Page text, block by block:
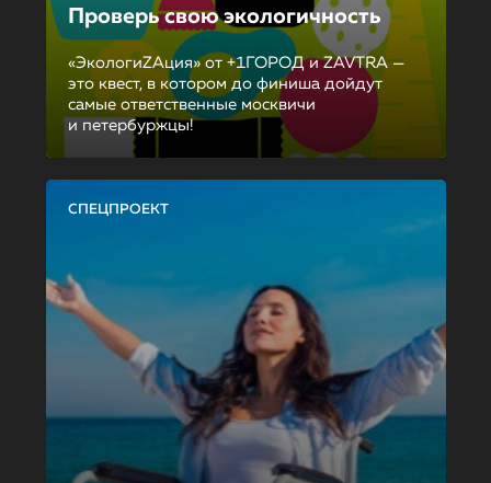
Проверь свою экологичность
«ЭкологиZAция» от +1ГОРОД и ZAVTRA —
это квест, в котором до финиша дойдут
самые ответственные москвичи
и петербуржцы!
СПЕЦПРОЕКТ